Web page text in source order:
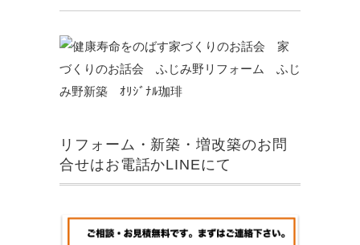
リフォーム・新築・増改築のお問
合せはお電話かLINEにて